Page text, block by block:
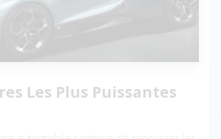
Les Plus Puissantes